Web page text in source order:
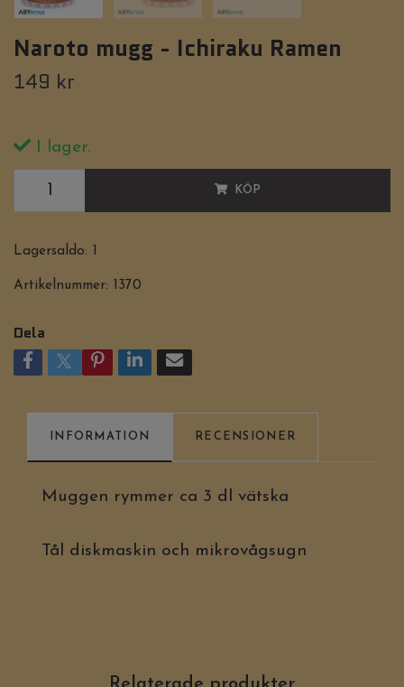
Naroto mugg - Ichiraku Ramen
149 kr
I lager.
KÖP
Lagersaldo:
Artikelnummer: 1370
Dela
INFORMATION RECENSIONER
Muggen rymmer ca 3 dl vätska
Tål diskmaskin och mikrovågsugn